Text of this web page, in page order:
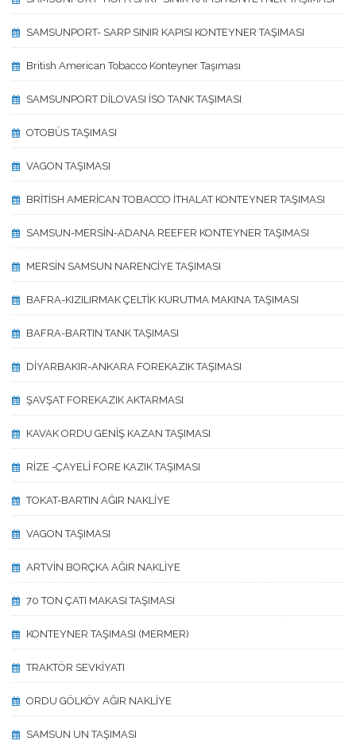
SAMSUNPORT- SARP SINIR KAPISI KONTEYNER TAŞIMASI
British American Tobacco Konteyner Taşıması
SAMSUNPORT DİLOVASI İSO TANK TAŞIMASI
OTOBÜS TAŞIMASI
VAGON TAŞIMASI
BRİTİSH AMERİCAN TOBACCO İTHALAT KONTEYNER TAŞIMASI
SAMSUN-MERSİN-ADANA REEFER KONTEYNER TAŞIMASI
MERSİN SAMSUN NARENCİYE TAŞIMASI
BAFRA-KIZILIRMAK ÇELTİK KURUTMA MAKINA TAŞIMASI
BAFRA-BARTIN TANK TAŞIMASI
DİYARBAKIR-ANKARA FOREKAZIK TAŞIMASI
ŞAVŞAT FOREKAZIK AKTARMASI
KAVAK ORDU GENİŞ KAZAN TAŞIMASI
RİZE -ÇAYELİ FORE KAZIK TAŞIMASI
TOKAT-BARTIN AĞIR NAKLİYE
VAGON TAŞIMASI
ARTVİN BORÇKA AĞIR NAKLİYE
70 TON ÇATI MAKASI TAŞIMASI
KONTEYNER TAŞIMASI (MERMER)
TRAKTÖR SEVKİYATI
ORDU GÖLKÖY AĞIR NAKLİYE
SAMSUN UN TAŞIMASI